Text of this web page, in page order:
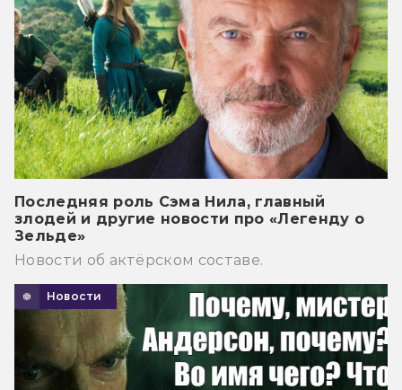
Последняя роль Сэма Нила, главный
злодей и другие новости про «Легенду о
Зельде»
Новости об актёрском составе.
Новости